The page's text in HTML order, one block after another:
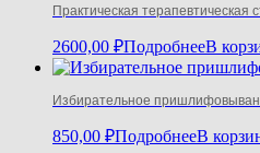
Практическая терапевтическая
2600,00 ₽ПодробнееВ
Избирательное
850,00 ₽ПодробнееВ